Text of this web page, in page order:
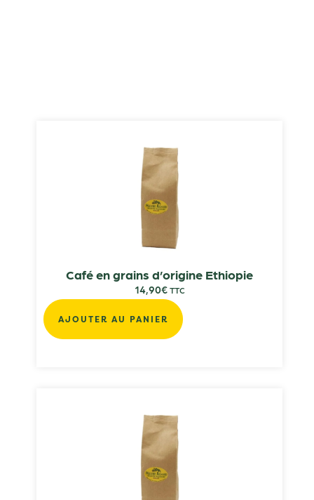
Café en grains d’origine Ethiopie
14,90€ TTC
AJOUTER AU PANIER